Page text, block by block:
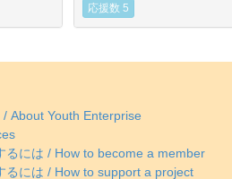
応援数 5
About Youth Enterprise
るには / How to become a member
るには / How to support a project